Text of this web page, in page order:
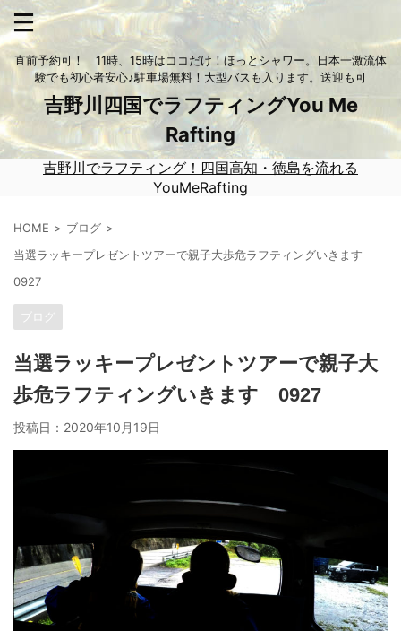
直前予約可！ 11時、15時はココだけ！ほっとシャワー。日本一激流体
験でも初心者安心♪駐車場無料！大型バスも入ります。送迎も可
吉野川四国でラフティングYou Me
Rafting
吉野川でラフティング！四国高知・徳島を流れる
YouMeRafting
HOME
ブログ
当選ラッキープレゼントツアーで親子大歩危ラフティングいきます
0927
ブログ
当選ラッキープレゼントツアーで親子大
歩危ラフティングいきます 0927
投稿日： 2020年10月19日